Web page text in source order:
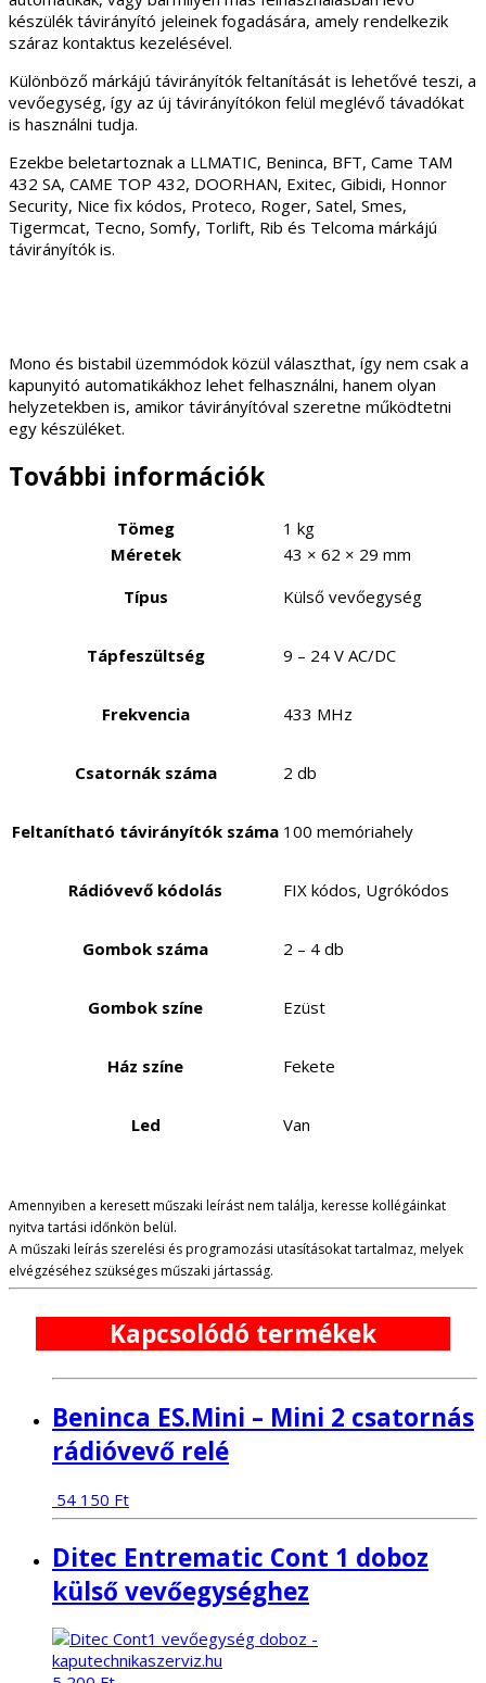
készülék távirányító jeleinek fogadására, amely rendelkezik
száraz kontaktus kezelésével.
Különböző márkájú távirányítók feltanítását is lehetővé teszi, a
vevőegység, így az új távirányítókon felül meglévő távadókat
is használni tudja.
Ezekbe beletartoznak a LLMATIC, Beninca, BFT, Came TAM
432 SA, CAME TOP 432, DOORHAN, Exitec, Gibidi, Honnor
Security, Nice fix kódos, Proteco, Roger, Satel, Smes,
Tigermcat, Tecno, Somfy, Torlift, Rib és Telcoma márkájú
távirányítók is.
Mono és bistabil üzemmódok közül választhat, így nem csak a
kapunyitó automatikákhoz lehet felhasználni, hanem olyan
helyzetekben is, amikor távirányítóval szeretne működtetni
egy készüléket.
További információk
Tömeg
1 kg
Méretek
43 × 62 × 29 mm
Típus
Külső vevőegység
Tápfeszültség 9 – 24 V AC/DC
Frekvencia 433 MHz
Csatornák száma 2 db
Feltanítható távirányítók száma 100 memóriahely
Rádióvevő kódolás FIX kódos, Ugrókódos
Gombok száma 2 – 4 db
Gombok színe Ezüst
Ház színe Fekete
Led Van
Amennyiben a keresett műszaki leírást nem találja, keresse kollégáinkat
nyitva tartási időnkön belül.
A műszaki leírás szerelési és programozási utasításokat tartalmaz, melyek
elvégzéséhez szükséges műszaki jártasság.
Kapcsolódó termékek
Beninca ES.Mini – Mini 2 csatornás
rádióvevő relé
54 150 Ft
Ditec Entrematic Cont 1 doboz
külső vevőegységhez